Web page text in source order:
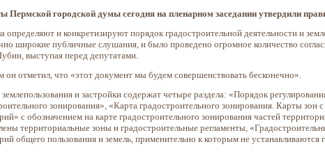
Пермской городской думы сегодня на пленарном заседании утвердили
определяют и конкретизируют порядок градостроительной деятельности и
широкие публичные слушания, и было проведено огромное количество
выступая перед депутатами.
он отметил, что «этот документ мы будем совершенствовать бесконечно».
и застройки содержат четыре раздела: «Порядок
зонирования», «Карта градостроительного зонирования. Карты зон
с обозначением на карте градостроительного зонирования частей
территориальные зоны и градостроительные регламенты,
общего пользования и земель, применительно к которым не устанавливаются